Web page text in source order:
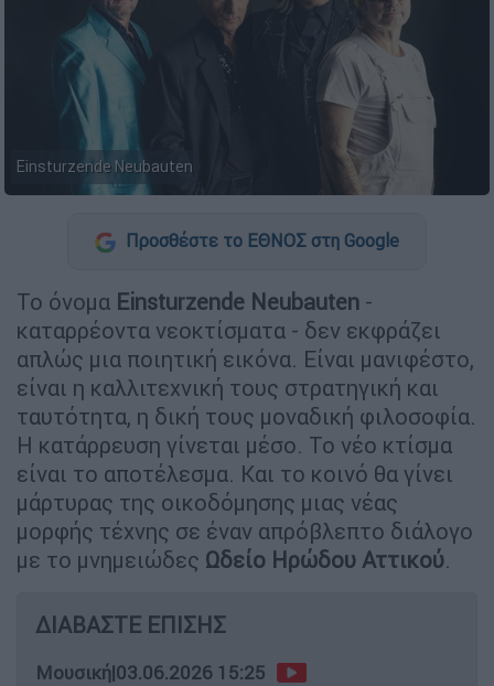
Einsturzende Neubauten
Προσθέστε το ΕΘΝΟΣ στη Google
Το όνομα Einsturzende Neubauten -
καταρρέοντα νεοκτίσματα - δεν εκφράζει
απλώς μια ποιητική εικόνα. Είναι μανιφέστο,
είναι η καλλιτεχνική τους στρατηγική και
ταυτότητα, η δική τους μοναδική φιλοσοφία.
Η κατάρρευση γίνεται μέσο. Το νέο κτίσμα
είναι το αποτέλεσμα. Και το κοινό θα γίνει
μάρτυρας της οικοδόμησης μιας νέας
μορφής τέχνης σε έναν απρόβλεπτο διάλογο
με το μνημειώδες Ωδείο Ηρώδου Αττικού.
ΔΙΑΒΑΣΤΕ ΕΠΙΣΗΣ
Μουσική|03.06.2026 15:25